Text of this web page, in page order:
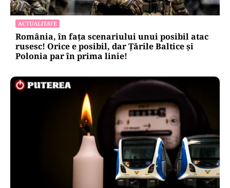
ACTUALITATE
România, în fața scenariului unui posibil atac
rusesc! Orice e posibil, dar Țările Baltice și
Polonia par în prima linie!